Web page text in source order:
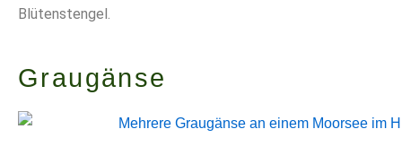
Blütenstengel.
Graugänse